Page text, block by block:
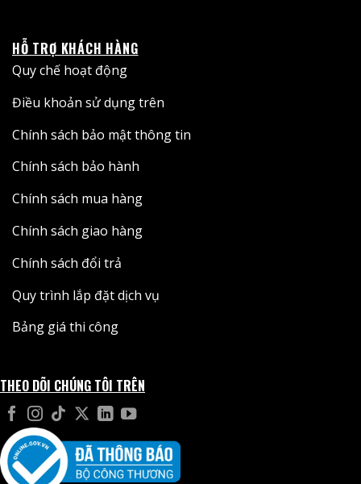
HỖ TRỢ KHÁCH HÀNG
Quy chế hoạt động
Điều khoản sử dụng trên
Chính sách bảo mật thông tin
Chính sách bảo hành
Chính sách mua hàng
Chính sách giao hàng
Chính sách đổi trả
Quy trình lắp đặt dịch vụ
Bảng giá thi công
THEO DÕI CHÚNG TÔI TRÊN